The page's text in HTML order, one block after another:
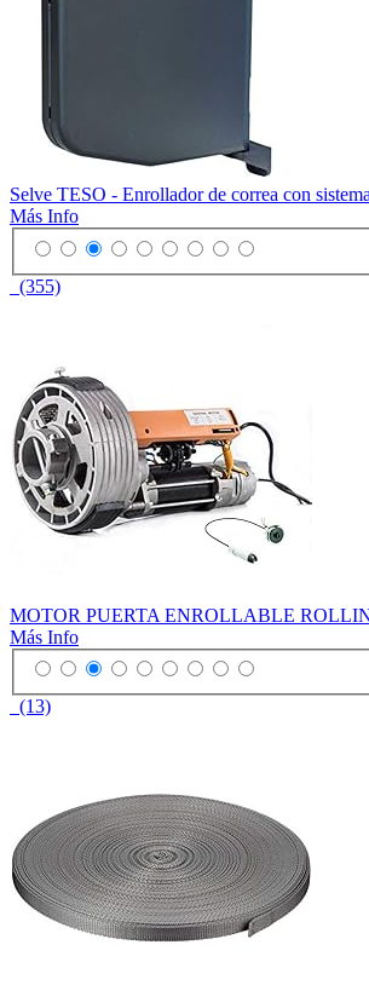
Selve TESO - Enrollador de correa con
Más Info
(355)
MOTOR PUERTA ENROLLABLE
Más Info
(13)